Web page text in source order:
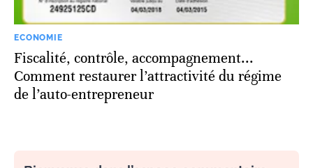
ECONOMIE
Fiscalité, contrôle, accompagnement...
Comment restaurer l’attractivité du régime
de l’auto-entrepreneur